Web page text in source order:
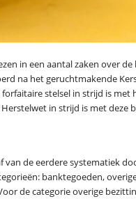
in een aantal zaken over
na het geruchtmakende
stelsel in strijd is
in strijd is met deze
van de eerdere systematiek
banktegoeden,
de categorie overige